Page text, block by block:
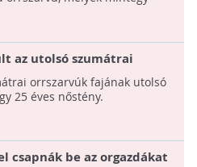
az utolsó szumátrai
orrszarvúk fajának utolsó
25 éves nőstény.
csapnák be az orgazdákat